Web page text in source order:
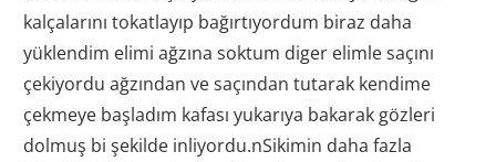
kalçalarını tokatlayıp bağırtıyordum biraz daha
yüklendim elimi ağzına soktum diger elimle saçını
çekiyordu ağzından ve saçından tutarak kendime
çekmeye başladım kafası yukarıya bakarak gözleri
dolmuş bi şekilde inliyordu.nSikimin daha fazla